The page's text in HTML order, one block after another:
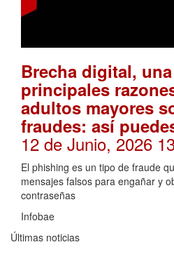
Brecha digital,
principales
adultos mayores
fraudes: así
12 de Junio, 2026
El phishing es un tipo de fraude
mensajes falsos para engañar y
contraseñas
Infobae
Últimas noticias